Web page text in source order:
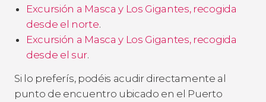
Excursión a Masca y Los Gigantes, recogida
desde el norte.
Excursión a Masca y Los Gigantes, recogida
desde el sur.
Si lo preferís, podéis acudir directamente al
punto de encuentro ubicado en el Puerto